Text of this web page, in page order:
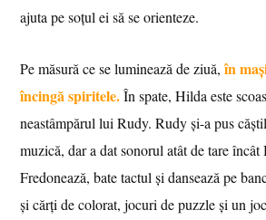
ajuta pe soțul ei să se orienteze.
Pe măsură ce se luminează de ziuă,în
încingă spiritele.În spate, Hilda este
neastâmpărul lui Rudy. Rudy și-a pus
muzică, dar a dat sonorul atât de tare
Fredonează, bate tactul și dansează pe
și cărți de colorat, jocuri de puzzle și un